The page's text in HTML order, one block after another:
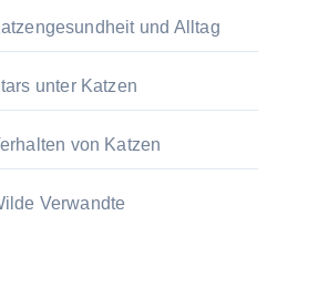
und Alltag
unter Katzen
von Katzen
Verwandte